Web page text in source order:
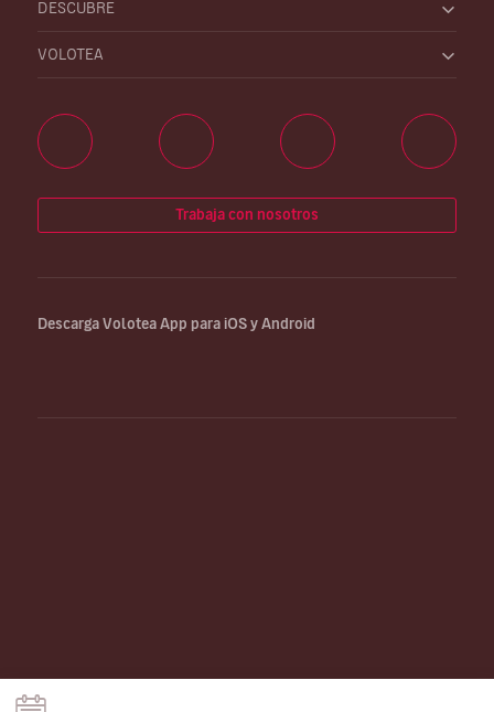
DESCUBRE
VOLOTEA
Trabaja con nosotros
Descarga Volotea App para iOS y Android